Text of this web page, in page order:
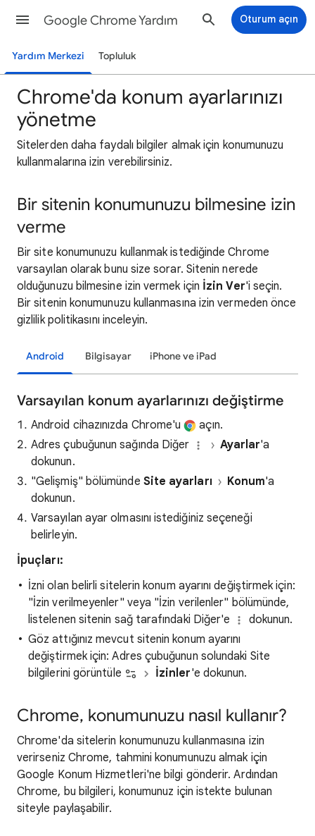
Google Chrome Yardım Oturum açın
Yardım Merkezi Topluluk
Chrome'da konum ayarlarınızı
yönetme
Sitelerden daha faydalı bilgiler almak için konumunuzu
kullanmalarına izin verebilirsiniz.
Bir sitenin konumunuzu bilmesine izin
verme
Bir site konumunuzu kullanmak istediğinde Chrome
varsayılan olarak bunu size sorar. Sitenin nerede
olduğunuzu bilmesine izin vermek için İzin Ver'i seçin.
Bir sitenin konumunuzu kullanmasına izin vermeden önce
gizlilik politikasını inceleyin.
Android Bilgisayar iPhone ve iPad
Varsayılan konum ayarlarınızı değiştirme
Android cihazınızda Chrome'u
açın.
Adres çubuğunun sağında Diğer
Ayarlar'a
dokunun.
"Gelişmiş" bölümünde Site ayarları Konum'a
dokunun.
Varsayılan ayar olmasını istediğiniz seçeneği
belirleyin.
İpuçları:
İzni olan belirli sitelerin konum ayarını değiştirmek için:
"İzin verilmeyenler" veya "İzin verilenler" bölümünde,
listelenen sitenin sağ tarafındaki Diğer'e
dokunun.
Göz attığınız mevcut sitenin konum ayarını
değiştirmek için: Adres çubuğunun solundaki Site
bilgilerini görüntüle
İzinler'e dokunun.
Chrome, konumunuzu nasıl kullanır?
Chrome'da sitelerin konumunuzu kullanmasına izin
verirseniz Chrome, tahmini konumunuzu almak için
Google Konum Hizmetleri'ne bilgi gönderir. Ardından
Chrome, bu bilgileri, konumunuz için istekte bulunan
siteyle paylaşabilir.